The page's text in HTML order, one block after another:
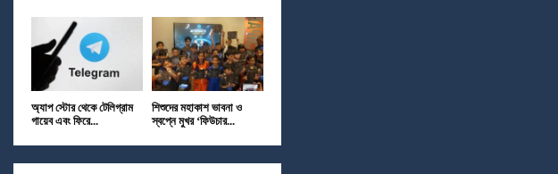
অ্যাপ স্টোর থেকে টেলিগ্রাম
গায়েব এবং ফিরে...
শিশুদের মহাকাশ ভাবনা ও
স্বপ্নে মুখর ‘ফিউচার...